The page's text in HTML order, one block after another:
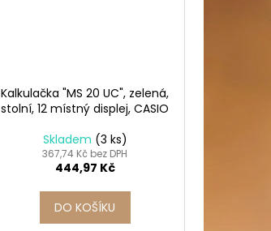
Kalkulačka "MS 20 UC", zelená,
stolní, 12 místný displej, CASIO
Skladem (3 ks)
367,74 Kč bez DPH
444,97 Kč
DO KOŠÍKU